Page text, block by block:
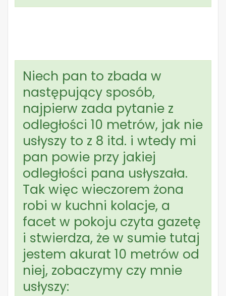
Niech pan to zbada w
następujący sposób,
najpierw zada pytanie z
odległości 10 metrów, jak nie
usłyszy to z 8 itd. i wtedy mi
pan powie przy jakiej
odległości pana usłyszała.
Tak więc wieczorem żona
robi w kuchni kolacje, a
facet w pokoju czyta gazetę
i stwierdza, że w sumie tutaj
jestem akurat 10 metrów od
niej, zobaczymy czy mnie
usłyszy: